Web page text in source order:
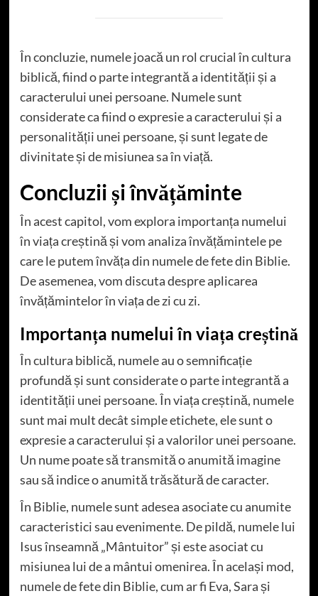
În concluzie, numele joacă un rol crucial în cultura
biblică, fiind o parte integrantă a identității și a
caracterului unei persoane. Numele sunt
considerate ca fiind o expresie a caracterului și a
personalității unei persoane, și sunt legate de
divinitate și de misiunea sa în viață.
Concluzii și învățăminte
În acest capitol, vom explora importanța numelui
în viața creștină și vom analiza învățămintele pe
care le putem învăța din numele de fete din Biblie.
De asemenea, vom discuta despre aplicarea
învățămintelor în viața de zi cu zi.
Importanța numelui în viața creștină
În cultura biblică, numele au o semnificație
profundă și sunt considerate o parte integrantă a
identității unei persoane. În viața creștină, numele
sunt mai mult decât simple etichete, ele sunt o
expresie a caracterului și a valorilor unei persoane.
Un nume poate să transmită o anumită imagine
sau să indice o anumită trăsătură de caracter.
În Biblie, numele sunt adesea asociate cu anumite
caracteristici sau evenimente. De pildă, numele lui
Isus înseamnă „Mântuitor” și este asociat cu
misiunea lui de a mântui omenirea. În același mod,
numele de fete din Biblie, cum ar fi Eva, Sara și